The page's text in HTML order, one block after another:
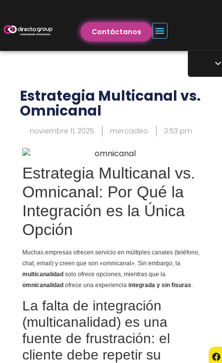
Contáctanos
Estrategia Multicanal vs.
Omnicanal
noviembre 11, 2025 mercadeo 3:53 pm
Estrategia Multicanal vs.
Omnicanal: Por Qué la
Integración es la Única
Opción
Muchas empresas ofrecen servicio en múltiples canales (teléfono,
chat, email) y creen que son «omnicanal». Sin embargo, la
multicanalidadsolo ofrece opciones, mientras que la
omnicanalidadofrece una experiencia integrada y sin fisuras
La falta de integración
(multicanalidad) es una
fuente de frustración: el
cliente debe repetir su